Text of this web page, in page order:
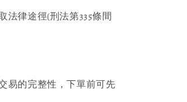
法律途徑(刑法第335條間
易的完整性，下單前可先